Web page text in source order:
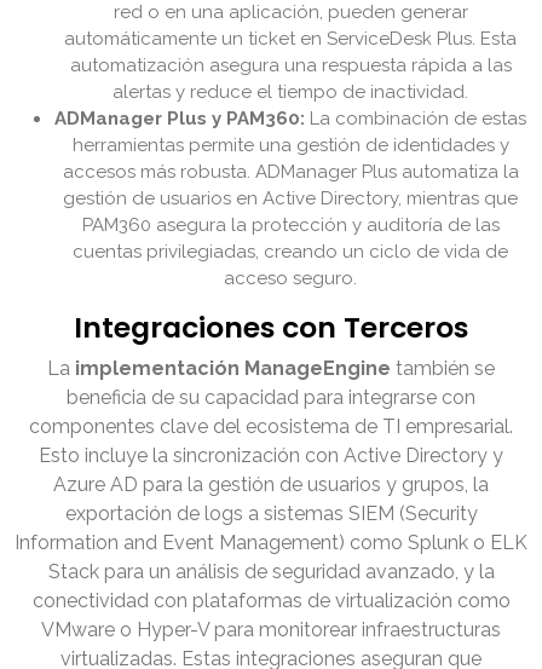
red o en una aplicación, pueden generar
automáticamente un ticket en ServiceDesk Plus. Esta
automatización asegura una respuesta rápida a las
alertas y reduce el tiempo de inactividad.
ADManager Plus y PAM360: La combinación de estas
herramientas permite una gestión de identidades y
accesos más robusta. ADManager Plus automatiza la
gestión de usuarios en Active Directory, mientras que
PAM360 asegura la protección y auditoría de las
cuentas privilegiadas, creando un ciclo de vida de
acceso seguro.
Integraciones con Terceros
La implementación ManageEngine también se
beneficia de su capacidad para integrarse con
componentes clave del ecosistema de TI empresarial.
Esto incluye la sincronización con Active Directory y
Azure AD para la gestión de usuarios y grupos, la
exportación de logs a sistemas SIEM (Security
Information and Event Management) como Splunk o ELK
Stack para un análisis de seguridad avanzado, y la
conectividad con plataformas de virtualización como
VMware o Hyper-V para monitorear infraestructuras
virtualizadas. Estas integraciones aseguran que